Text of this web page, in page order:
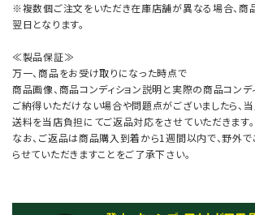
※複数個ご注文をいただき在庫店舗が異なる場合、商
翌日となります。
≪製品保証≫
万一、商品をお受け取りになった時点で
商品画像、商品コンディション説明と実際の商品コンデ
ご納得いただけない場合や問題点がございましたら、
送料を当店負担にてご返品対応をさせていただきます。
なお、ご返品は商品購入到着から1週間以内で、野外
らせていただきますことをご了承下さい。